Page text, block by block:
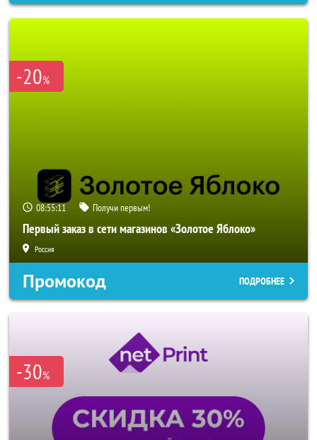
-20%
08:55:09 Получи первым!
Первый заказ в сети магазинов «Золотое Яблоко»
Россия
Промокод ПОДРОБНЕЕ
-30%